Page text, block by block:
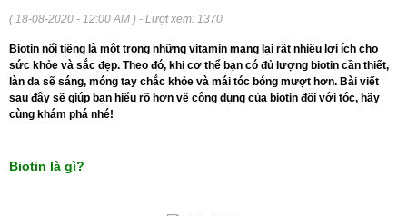
( 18-08-2020 - 12:00 AM ) - Lượt xem: 1370
Biotin nổi tiếng là một trong những vitamin mang lại rất nhiều lợi ích cho
sức khỏe và sắc đẹp. Theo đó, khi cơ thể bạn có đủ lượng biotin cần thiết,
làn da sẽ sáng, móng tay chắc khỏe và mái tóc bóng mượt hơn. Bài viết
sau đây sẽ giúp bạn hiểu rõ hơn về công dụng của biotin đối với tóc, hãy
cùng khám phá nhé!
Biotin là gì?